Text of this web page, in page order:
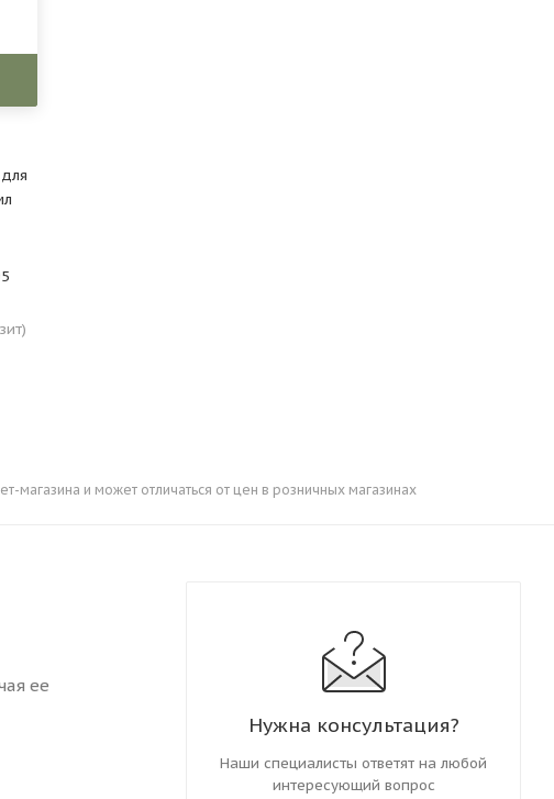
магазина и может отличаться от цен в розничных магазинах
ее
Нужна консультация?
Наши специалисты ответят на любой
интересующий вопрос